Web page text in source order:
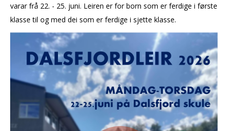
varar frå 22. - 25. juni. Leiren er for born som er ferdige i første
klasse til og med dei som er ferdige i sjette klasse.